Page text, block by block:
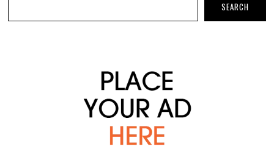
SEARCH